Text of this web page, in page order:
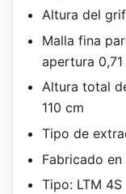
Altura del
Malla fina
apertura 0,71
Altura total
110 cm
Tipo de
Fabricado en
Tipo: LTM 4S